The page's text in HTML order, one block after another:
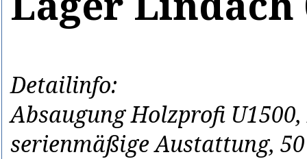
Detailinfo:
Absaugung Holzprofi
serienmäßige Austattung,